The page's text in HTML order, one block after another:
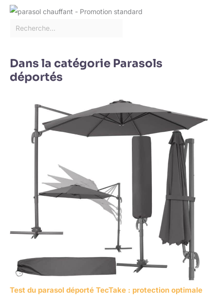
Dans la catégorie Parasols
déportés
Test du parasol déporté TecTake : protection optimale